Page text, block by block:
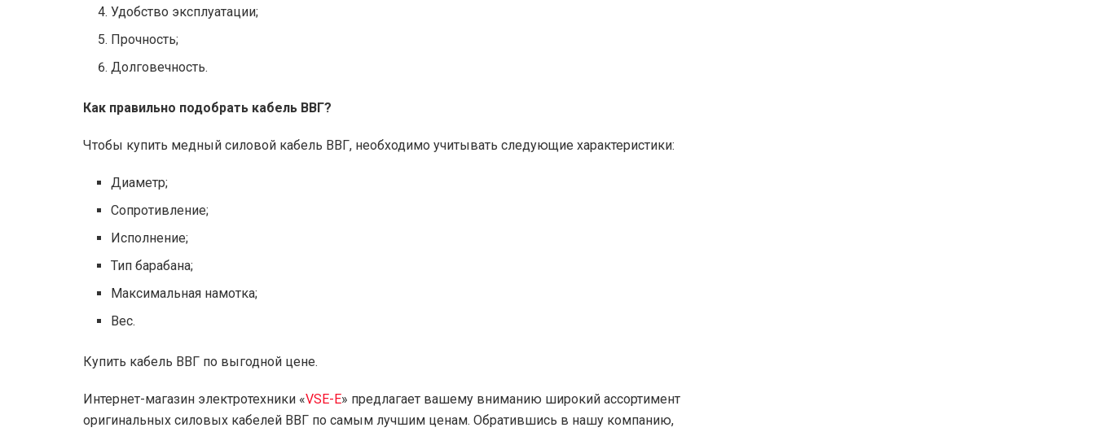
Удобство эксплуатации;
Прочность;
Долговечность.
Как правильно подобрать кабель ВВГ?
Чтобы купить медный силовой кабель ВВГ, необходимо учитывать следующие характеристики:
Диаметр;
Сопротивление;
Исполнение;
Тип барабана;
Максимальная намотка;
Вес.
Купить кабель ВВГ по выгодной цене.
Интернет-магазин электротехники «VSE-E» предлагает вашему вниманию широкий ассортимент
оригинальных силовых кабелей ВВГ по самым лучшим ценам. Обратившись в нашу компанию,